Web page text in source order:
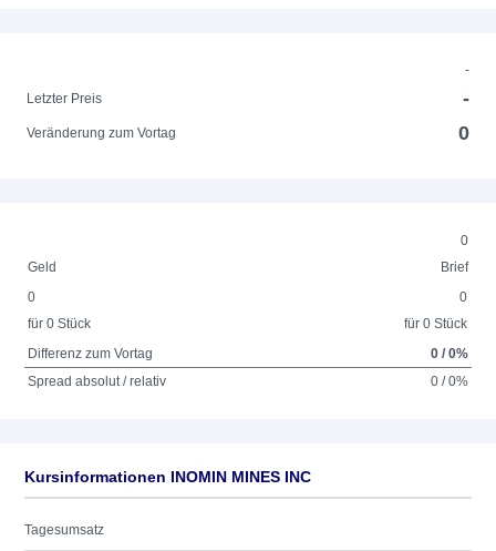
-
Letzter Preis
-
Veränderung zum Vortag 0
0
Geld
Brief
0
für 0 Stück
0
für 0 Stück
Differenz zum Vortag
0 / 0%
Spread absolut / relativ
0 / 0%
Kursinformationen INOMIN MINES INC
Tagesumsatz